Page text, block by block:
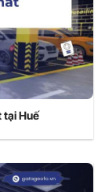
tại Huế